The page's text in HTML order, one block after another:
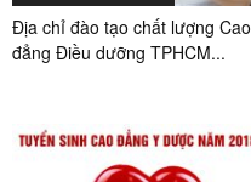
Địa chỉ đào tạo chất lượng Cao
đẳng Điều dưỡng TPHCM...